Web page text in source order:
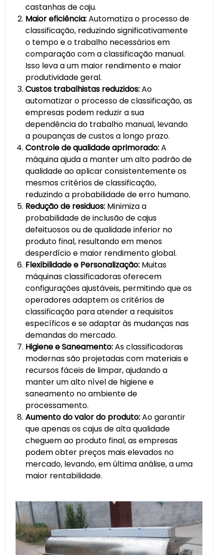
castanhas de caju.
Maior eficiência:Automatiza o processo de
classificação, reduzindo significativamente
o tempo e o trabalho necessários em
comparação com a classificação manual.
Isso leva a um maior rendimento e maior
produtividade geral.
Custos trabalhistas reduzidos:Ao
automatizar o processo de classificação, as
empresas podem reduzir a sua
dependência do trabalho manual, levando
a poupanças de custos a longo prazo.
Controle de qualidade aprimorado:A
máquina ajuda a manter um alto padrão de
qualidade ao aplicar consistentemente os
mesmos critérios de classificação,
reduzindo a probabilidade de erro humano.
Redução de residuos: Minimiza a
probabilidade de inclusão de cajus
defeituosos ou de qualidade inferior no
produto final, resultando em menos
desperdício e maior rendimento global.
Flexibilidade e Personalização: Muitas
máquinas classificadoras oferecem
configurações ajustáveis, permitindo que os
operadores adaptem os critérios de
classificação para atender a requisitos
específicos e se adaptar às mudanças nas
demandas do mercado.
Higiene e Saneamento:As classificadoras
modernas são projetadas com materiais e
recursos fáceis de limpar, ajudando a
manter um alto nível de higiene e
saneamento no ambiente de
processamento.
Aumento do valor do produto:Ao garantir
que apenas os cajus de alta qualidade
cheguem ao produto final, as empresas
podem obter preços mais elevados no
mercado, levando, em última análise, a uma
maior rentabilidade.